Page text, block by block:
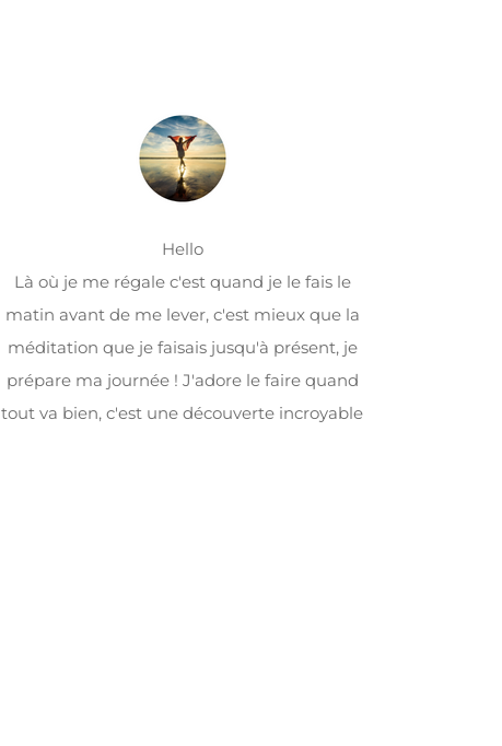
Hello
Là où je me régale c'est quand je le fais le
matin avant de me lever, c'est mieux que la
méditation que je faisais jusqu'à présent, je
prépare ma journée ! J'adore le faire quand
tout va bien, c'est une découverte incroyable